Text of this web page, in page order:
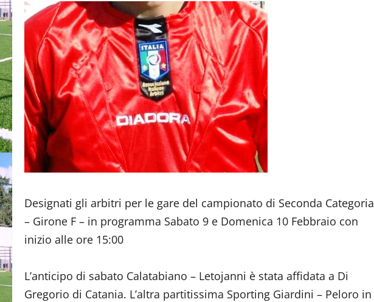
Designati gli arbitri per le gare del campionato di Seconda Categoria
– Girone F – in programma Sabato 9 e Domenica 10 Febbraio con
inizio alle ore 15:00
L’anticipo di sabato Calatabiano – Letojanni è stata affidata a Di
Gregorio di Catania. L’altra partitissima Sporting Giardini – Peloro in